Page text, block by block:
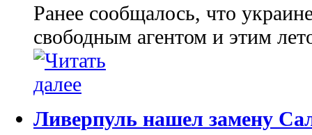
Ранее сообщалось, что
свободным агентом и этим
Ливерпуль нашел замену